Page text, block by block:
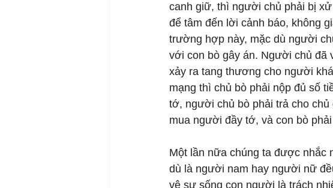
canh giữ, thì người chủ phải bị
để tâm đến lời cảnh báo, không
trường hợp này, mặc dù người
với con bò gây án. Người chủ đã
xảy ra tang thương cho người
mạng thì chủ bò phải nộp đủ số
tớ, người chủ bò phải trả cho
mua người đầy tớ, và con bò
Một lần nữa chúng ta được nhắc
dù là người nam hay người nữ
vệ sự sống con người là trách